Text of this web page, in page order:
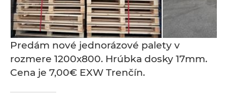
Predám nové jednorázové palety v
rozmere 1200x800. Hrúbka dosky 17mm.
Cena je 7,00€ EXW Trenčín.